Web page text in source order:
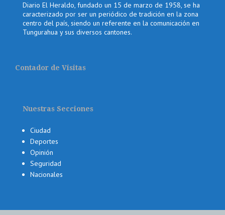
Diario El Heraldo, fundado un 15 de marzo de 1958, se ha
caracterizado por ser un periódico de tradición en la zona
centro del país, siendo un referente en la comunicación en
Tungurahua y sus diversos cantones.
Contador de Visitas
Nuestras Secciones
Ciudad
Deportes
Opinión
Seguridad
Nacionales